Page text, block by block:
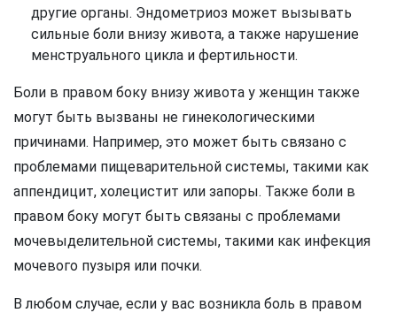
другие органы. Эндометриоз может вызывать
сильные боли внизу живота, а также нарушение
менструального цикла и фертильности.
Боли в правом боку внизу живота у женщин также
могут быть вызваны не гинекологическими
причинами. Например, это может быть связано с
проблемами пищеварительной системы, такими как
аппендицит, холецистит или запоры. Также боли в
правом боку могут быть связаны с проблемами
мочевыделительной системы, такими как инфекция
мочевого пузыря или почки.
В любом случае, если у вас возникла боль в правом